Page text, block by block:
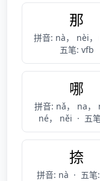
那
拼音: nà， nèi，
五笔: vfb
哪
拼音: nǎ， na，
né， něi · 五
捺
拼音: nà · 五